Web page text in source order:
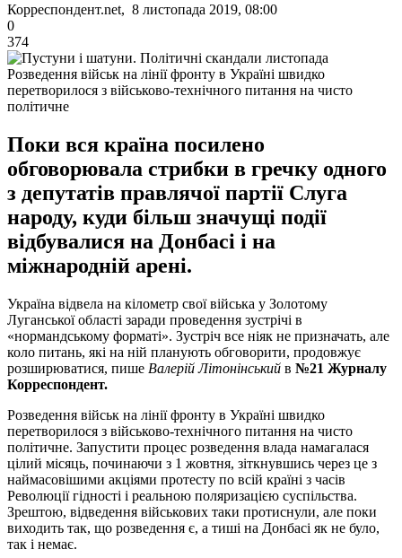
Корреспондент.net, 8 листопада 2019, 08:00
0
374
Розведення військ на лінії фронту в Україні швидко
перетворилося з військово-технічного питання на чисто
політичне
Поки вся країна посилено
обговорювала стрибки в гречку одного
з депутатів правлячої партії Слуга
народу, куди більш значущі події
відбувалися на Донбасі і на
міжнародній арені.
Україна відвела на кілометр свої війська у Золотому
Луганської області заради проведення зустрічі в
«нормандському форматі». Зустріч все ніяк не призначать, але
коло питань, які на ній планують обговорити, продовжує
розширюватися, пише Валерій Літонінський в №21 Журналу
Корреспондент.
Розведення військ на лінії фронту в Україні швидко
перетворилося з військово-технічного питання на чисто
політичне. Запустити процес розведення влада намагалася
цілий місяць, починаючи з 1 жовтня, зіткнувшись через це з
наймасовішими акціями протесту по всій країні з часів
Революції гідності і реальною поляризацією суспільства.
Зрештою, відведення військових таки протиснули, але поки
виходить так, що розведення є, а тиші на Донбасі як не було,
так і немає.